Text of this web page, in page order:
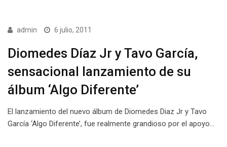
admin 6 julio, 2011
Diomedes Díaz Jr y Tavo García,
sensacional lanzamiento de su
álbum ‘Algo Diferente’
El lanzamiento del nuevo álbum de Diomedes Diaz Jr y Tavo
García ‘Algo Diferente’, fue realmente grandioso por el apoyo…